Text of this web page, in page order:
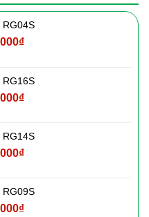
₫Giá
là:
1,500,000₫.
₫Giá
là:
1,550,000₫.
₫Giá
là:
1,930,000₫.
₫Giá